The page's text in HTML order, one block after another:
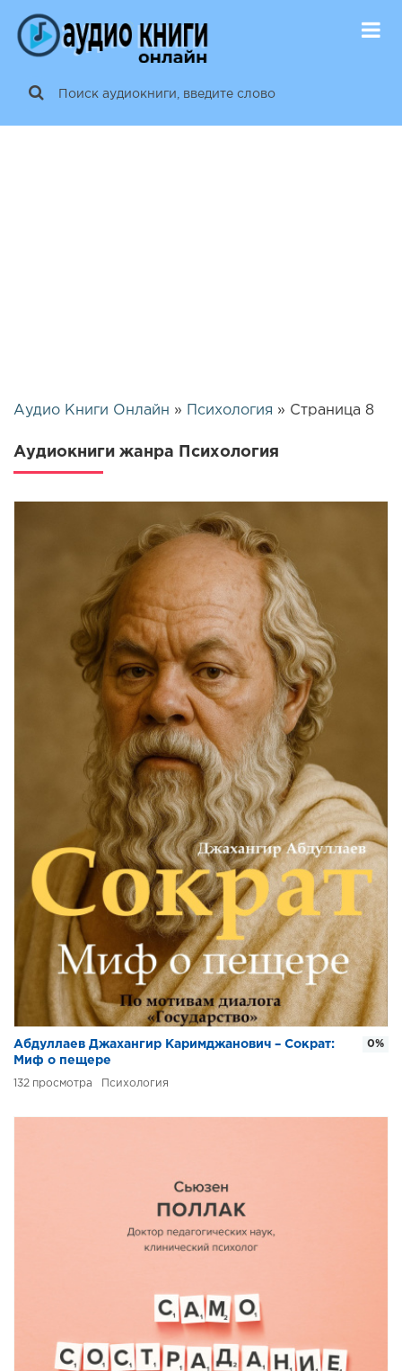
Аудио Книги Онлайн » Психология » Страница 8
Аудиокниги жанра Психология
Абдуллаев Джахангир Каримджанович – Сократ:
Миф о пещере
132 Психология
0%